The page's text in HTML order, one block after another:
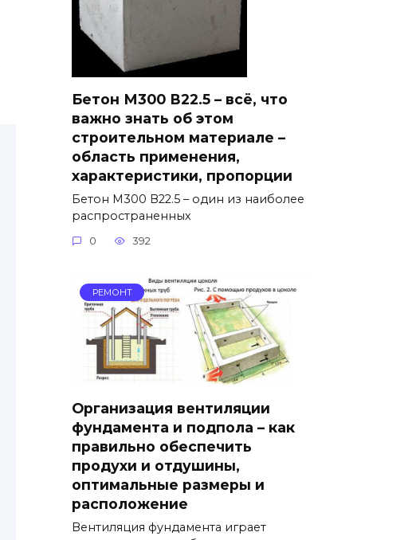
Бетон М300 В22.5 – всё, что
важно знать об этом
строительном материале –
область применения,
характеристики, пропорции
Бетон М300 В22.5 – один из наиболее
распространенных
0 392
РЕМОНТ
Организация вентиляции
фундамента и подпола – как
правильно обеспечить
продухи и отдушины,
оптимальные размеры и
расположение
Вентиляция фундамента играет